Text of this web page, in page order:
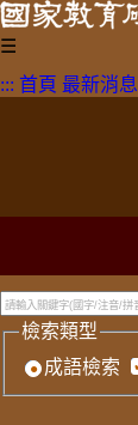
☰
::: 首頁 最新消息
檢索類型
成語檢索